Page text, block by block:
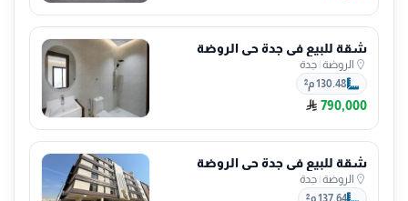
شقة للبيع في جدة حي الروضة
الروضة| جدة
130.48 م²
790,000
شقة للبيع في جدة حي الروضة
الروضة| جدة
137.64 م²